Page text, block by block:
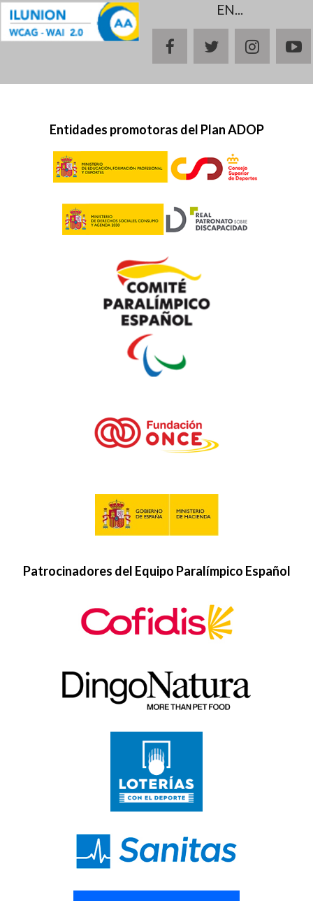
EN...
facebooktwitter
Entidades promotoras del Plan ADOP
Patrocinadores del Equipo Paralímpico Español